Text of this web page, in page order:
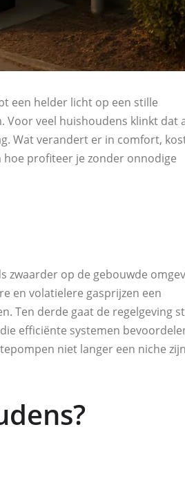
een helder licht op een stille
veel huishoudens klinkt dat
Wat verandert er in comfort,
profiteer je zonder onnodige
zwaarder op de gebouwde
en volatielere gasprijzen een
Ten derde gaat de regelgeving
efficiënte systemen
niet langer een niche